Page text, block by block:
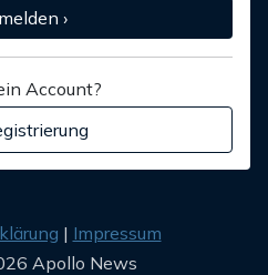
›
Account?
Impressum
Apollo News